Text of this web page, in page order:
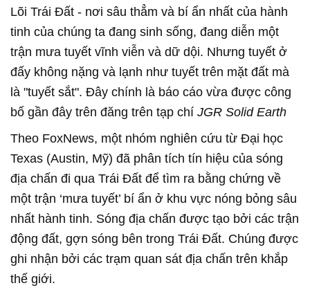
Lõi Trái Đất - nơi sâu thẳm và bí ẩn nhất của hành
tinh của chúng ta đang sinh sống, đang diễn một
trận mưa tuyết vĩnh viễn và dữ dội. Nhưng tuyết ở
đấy không nặng và lạnh như tuyết trên mặt đất mà
là "tuyết sắt". Đây chính là báo cáo vừa được công
bố gần đây trên đăng trên tạp chí JGR Solid Earth
Theo FoxNews, một nhóm nghiên cứu từ Đại học
Texas (Austin, Mỹ) đã phân tích tín hiệu của sóng
địa chấn đi qua Trái Đất để tìm ra bằng chứng về
một trận ‘mưa tuyết’ bí ẩn ở khu vực nóng bỏng sâu
nhất hành tinh. Sóng địa chấn được tạo bởi các trận
động đất, gợn sóng bên trong Trái Đất. Chúng được
ghi nhận bởi các trạm quan sát địa chấn trên khắp
thế giới.